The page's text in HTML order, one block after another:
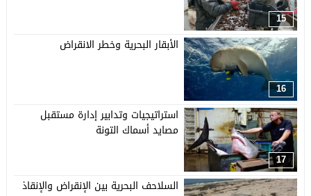
15
16
الأبقار البحرية وخطر الانقراض
17
استراتيجيات وتدابير إدارة مستقبل
مصايد أسماك التونة
السلاحف البحرية بين الإنقراض والإنقاذ